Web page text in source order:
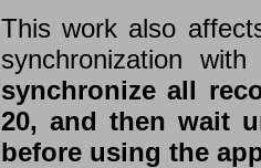
This work also
synchronization
synchronize all
20, and then wait
before using the